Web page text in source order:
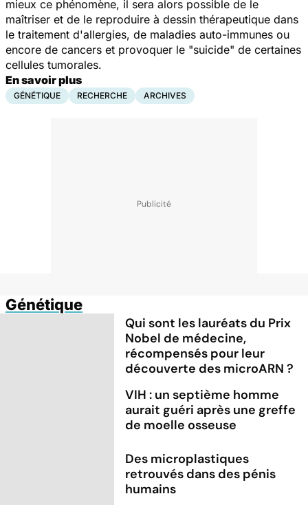
mieux ce phénomène, il sera alors possible de le
maîtriser et de le reproduire à dessin thérapeutique dans
le traitement d'allergies, de maladies auto-immunes ou
encore de cancers et provoquer le "suicide" de certaines
cellules tumorales.
En savoir plus
GÉNÉTIQUE RECHERCHE ARCHIVES
Génétique
Qui sont les lauréats du Prix
Nobel de médecine,
récompensés pour leur
découverte des microARN ?
VIH : un septième homme
aurait guéri après une greffe
de moelle osseuse
Des microplastiques
retrouvés dans des pénis
humains